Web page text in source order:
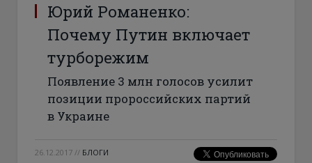
Юрий Романенко:
Почему Путин включает
турборежим
Появление 3 млн голосов усилит
позиции пророссийских партий
в Украине
26.12.2017 // БЛОГИ